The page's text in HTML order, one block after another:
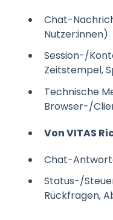
Chat-
Nutzer:innen)
Session-/
Zeitstempel,
Technische
Browser-/
Von VITAS
Chat-
Status-/
Rückfragen,